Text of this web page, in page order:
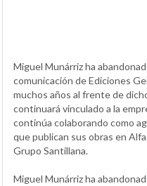
Miguel Munárriz ha
comunicación de Ediciones
muchos años al frente de
continuará vinculado a la
continúa colaborando como
que publican sus obras en
Grupo Santillana.
Miguel Munárriz ha